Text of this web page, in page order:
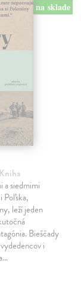
na sklade
a siedmimi
Poľska,
leží jeden
Bieščady
i